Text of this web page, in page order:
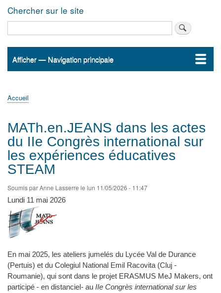
Chercher sur le site
Navigation
Afficher — Navigation principale
Accueil
ActualitésMATh.en.JEANS ?
Régions et Ateliers
Créer, gérer un atelier
Sujets/Publications
Congrès
d'Ariane
Accueil
MATh.en.JEANS dans les actes
du IIe Congrès international sur
les expériences éducatives
STEAM
Soumis parAnne Lasserre le lun 11/05/2026 - 11:47
Lundi 11 mai 2026
En mai 2025, les ateliers jumelés du Lycée Val de Durance
(Pertuis) et du Colegiul National Emil Racovita (Cluj -
Roumanie), qui sont dans le projet ERASMUS MeJ Makers, ont
participé - en distanciel- au IIe Congrès international sur les